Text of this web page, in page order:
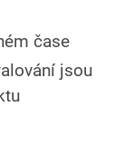
čase
jsou